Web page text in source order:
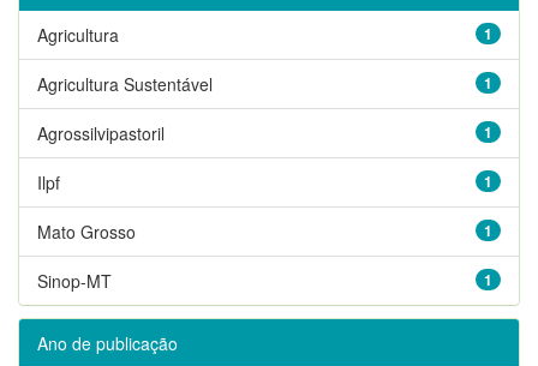
1
Agricultura
1
Agricultura Sustentável
1
Agrossilvipastoril
1
Ilpf
1
Mato Grosso
1
Sinop-MT
Ano de publicação